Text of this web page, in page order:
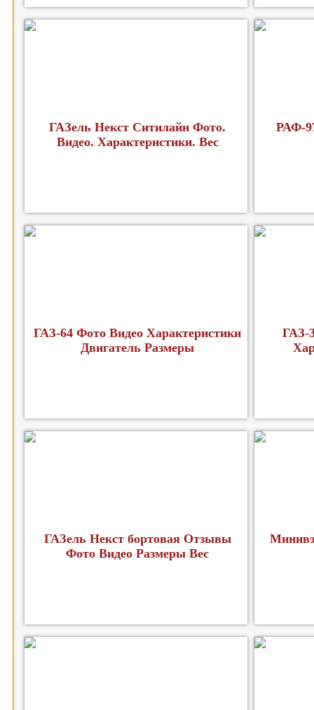
ГАЗель Некст Ситилайн Фото.
Видео. Характеристики. Вес
РАФ-
ГАЗ-64 Фото Видео Характеристики
Двигатель Размеры
ГАЗ-
ГАЗель Некст бортовая Отзывы
Фото Видео Размеры Вес